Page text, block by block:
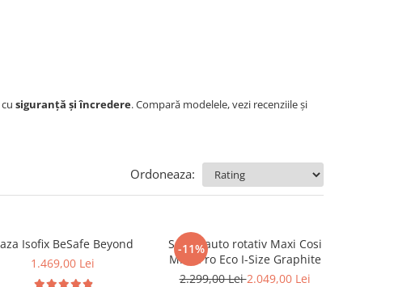
siguranță și încredere. Compară modelele, vezi recenziile și
Ordoneaza:
Isofix BeSafe Beyond
1.469,00 Lei
-11%
Scaun auto rotativ Maxi Cosi
Mica Pro Eco I-Size Graphite
2.299,00 Lei2.049,00 Lei